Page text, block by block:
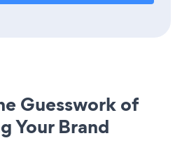
Guesswork of
Your Brand